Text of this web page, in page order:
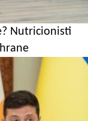
Nutricionisti